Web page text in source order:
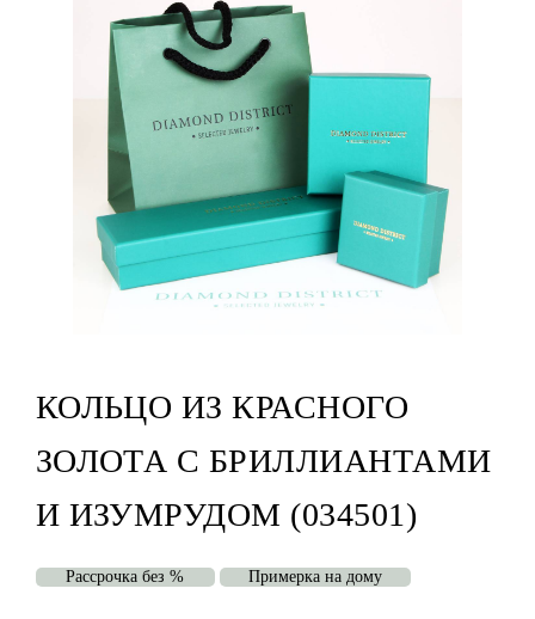
КОЛЬЦО ИЗ КРАСНОГО
ЗОЛОТА С БРИЛЛИАНТАМИ
И ИЗУМРУДОМ (034501)
Рассрочка без % Примерка на дому